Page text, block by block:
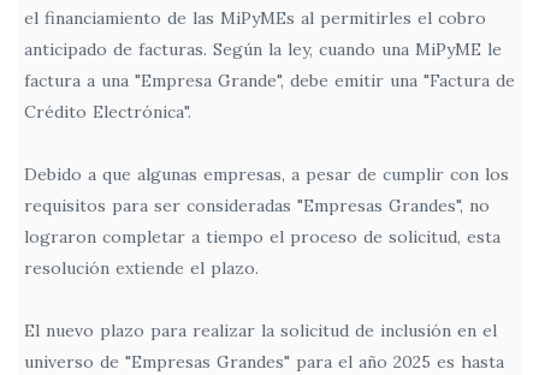
el financiamiento de las MiPyMEs al permitirles el cobro
anticipado de facturas. Según la ley, cuando una MiPyME le
factura a una "Empresa Grande", debe emitir una "Factura de
Crédito Electrónica".
Debido a que algunas empresas, a pesar de cumplir con los
requisitos para ser consideradas "Empresas Grandes", no
lograron completar a tiempo el proceso de solicitud, esta
resolución extiende el plazo.
El nuevo plazo para realizar la solicitud de inclusión en el
universo de "Empresas Grandes" para el año 2025 es hasta